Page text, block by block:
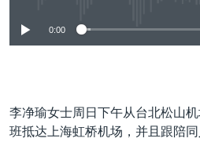
0:00
李净瑜女士周日下午从台北松山
班抵达上海虹桥机场，并且跟陪